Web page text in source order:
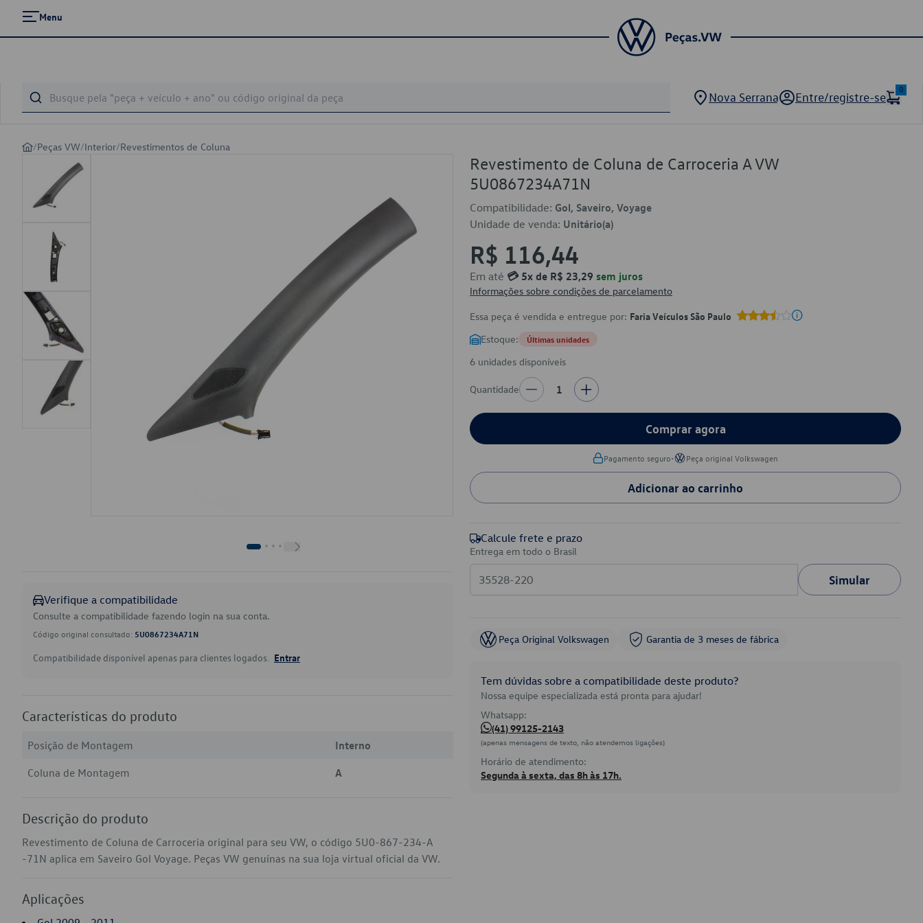
Menu
Nova Serrana Entre/registre-se
0
/Peças VW/Interior/Revestimentos de Coluna
Verifique a compatibilidade
Consulte a compatibilidade fazendo login na sua conta.
Código original consultado: 5U0867234A71N
Compatibilidade disponível apenas para clientes logados. Entrar
Características do produto
Posição de Montagem
Interno
Coluna de Montagem
A
Descrição do produto
Revestimento de Coluna de Carroceria original para seu VW, o código 5U0-867-234-A
-71N aplica em Saveiro Gol Voyage. Peças VW genuínas na sua loja virtual oficial da VW.
Aplicações
Revestimento de Coluna de Carroceria A VW
5U0867234A71N
Compatibilidade: Gol, Saveiro, Voyage
Unidade de venda: Unitário(a)
R$ 116,44
Em até 💳 5x de R$ 23,29 sem juros
Informações sobre condições de parcelamento
Essa peça é vendida e entregue por: Faria Veículos São Paulo
Estoque: Últimas unidades
6 unidades disponíveis
Quantidade 1
Comprar agora
Pagamento seguro• Peça original Volkswagen
Adicionar ao carrinho
Calcule frete e prazo
Entrega em todo o Brasil
Simular
Peça Original Volkswagen Garantia de 3 meses de fábrica
Tem dúvidas sobre a compatibilidade deste produto?
Nossa equipe especializada está pronta para ajudar!
Whatsapp:
(41) 99125-2143
(apenas mensagens de texto, não atendemos ligações)
Horário de atendimento:
Segunda à sexta, das 8h às 17h.